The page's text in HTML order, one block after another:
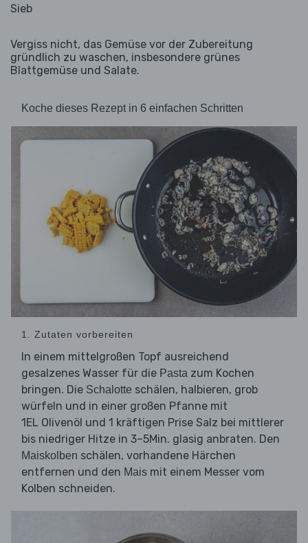
Sieb
Vergiss nicht, das Gemüse vor der Zubereitung
gründlich zu waschen, insbesondere grünes
Blattgemüse und Salate.
Koche dieses Rezept in 6 einfachen Schritten
1. Zutaten vorbereiten
In einem mittelgroßen Topf ausreichend
gesalzenes Wasser für die Pasta zum Kochen
bringen. Die Schalotte schälen, halbieren, grob
würfeln und in einer großen Pfanne mit
1EL Olivenöl und 1 kräftigen Prise Salz bei mittlerer
bis niedriger Hitze in 3–5Min. glasig anbraten. Den
Maiskolben schälen, vorhandene Härchen
entfernen und den Mais mit einem Messer vom
Kolben schneiden.